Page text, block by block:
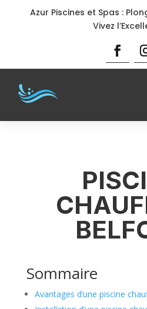
Azur Piscines et Spas :
Vivez
Sommaire
Avantages d’une piscine